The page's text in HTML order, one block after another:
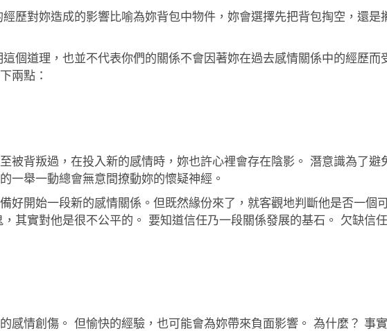
歷對妳造成的影響比喻為妳背包中物件，妳會選擇先把背包掏空，還是
個道理，也並不代表你們的關係不會因著妳在過去感情關係中的經歷
兩點：
被背叛過，在投入新的感情時，妳也許心裡會存在陰影。 潛意識為了避
一舉一動總會無意間撩動妳的懷疑神經。
好開始一段新的感情關係。但既然緣份來了，就客觀地判斷他是否一個
其實對他是很不公平的。 要知道信任乃一段關係發展的基石。 欠缺信
感情創傷。 但愉快的經驗，也可能會為妳帶來負面影響。 為什麼？ 事